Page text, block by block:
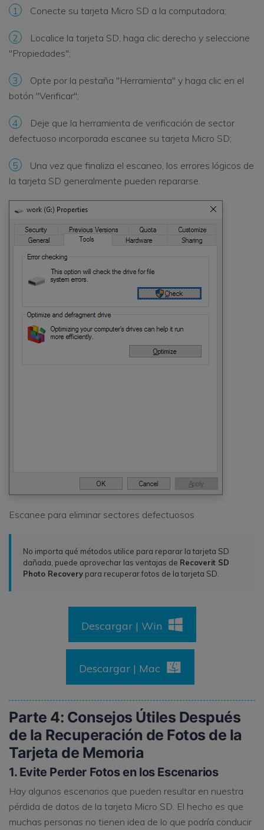
1 Conecte su tarjeta Micro SD a la computadora;
2
Localice la tarjeta SD, haga clic derecho y seleccione
"Propiedades";
3
Opte por la pestaña "Herramienta" y haga clic en el
botón "Verificar";
4
Deje que la herramienta de verificación de sector
defectuoso incorporada escanee su tarjeta Micro SD;
5
Una vez que finaliza el escaneo, los errores lógicos de
la tarjeta SD generalmente pueden repararse.
Escanee para eliminar sectores defectuosos
No importa qué métodos utilice para reparar la tarjeta SD
dañada, puede aprovechar las ventajas de Recoverit SD
Photo Recovery para recuperar fotos de la tarjeta SD.
Descargar | Win
Descargar | Mac
Parte 4: Consejos Útiles Después
de la Recuperación de Fotos de la
Tarjeta de Memoria
1. Evite Perder Fotos en los Escenarios
Hay algunos escenarios que pueden resultar en nuestra
pérdida de datos de la tarjeta Micro SD. El hecho es que
muchas personas no tienen idea de lo que podría conducir